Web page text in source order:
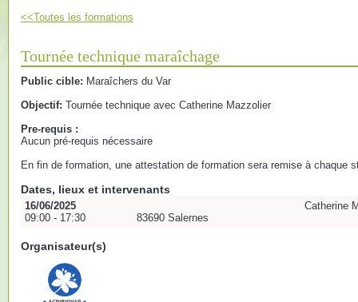
<<Toutes les formations
Tournée technique maraîchage
Public cible: Maraîchers du Var
Objectif: Tournée technique avec Catherine Mazzolier
Pre-requis :
Aucun pré-requis nécessaire
En fin de formation, une attestation de formation sera remise à chaque
Dates, lieux et intervenants
16/06/2025
09:00 - 17:30
83690 Salernes
Catherine
Organisateur(s)